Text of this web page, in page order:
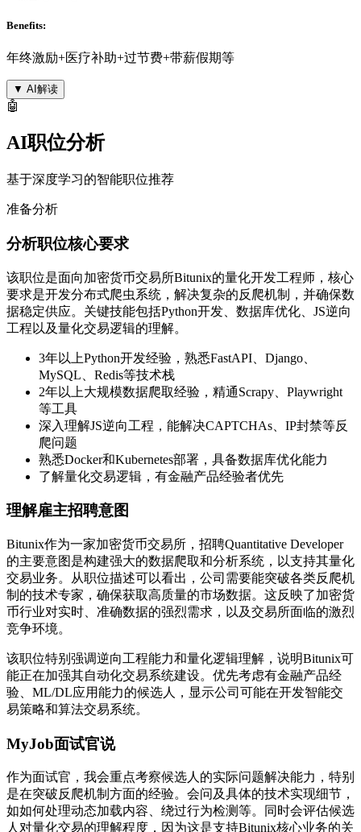
Benefits:
年终激励+医疗补助+过节费+带薪假期等
▼ AI解读
🤖
AI职位分析
基于深度学习的智能职位推荐
准备分析
分析职位核心要求
该职位是面向加密货币交易所Bitunix的量化开发工程师，核心
要求是开发分布式爬虫系统，解决复杂的反爬机制，并确保数
据稳定供应。关键技能包括Python开发、数据库优化、JS逆向
工程以及量化交易逻辑的理解。
3年以上Python开发经验，熟悉FastAPI、Django、
MySQL、Redis等技术栈
2年以上大规模数据爬取经验，精通Scrapy、Playwright
等工具
深入理解JS逆向工程，能解决CAPTCHAs、IP封禁等反
爬问题
熟悉Docker和Kubernetes部署，具备数据库优化能力
了解量化交易逻辑，有金融产品经验者优先
理解雇主招聘意图
Bitunix作为一家加密货币交易所，招聘Quantitative Developer
的主要意图是构建强大的数据爬取和分析系统，以支持其量化
交易业务。从职位描述可以看出，公司需要能突破各类反爬机
制的技术专家，确保获取高质量的市场数据。这反映了加密货
币行业对实时、准确数据的强烈需求，以及交易所面临的激烈
竞争环境。
该职位特别强调逆向工程能力和量化逻辑理解，说明Bitunix可
能正在加强其自动化交易系统建设。优先考虑有金融产品经
验、ML/DL应用能力的候选人，显示公司可能在开发智能交
易策略和算法交易系统。
MyJob面试官说
作为面试官，我会重点考察候选人的实际问题解决能力，特别
是在突破反爬机制方面的经验。会问及具体的技术实现细节，
如如何处理动态加载内容、绕过行为检测等。同时会评估候选
人对量化交易的理解程度，因为这是支持Bitunix核心业务的关